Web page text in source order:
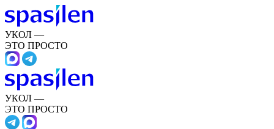
УКОЛ —
ЭТО ПРОСТО
УКОЛ —
ЭТО ПРОСТО